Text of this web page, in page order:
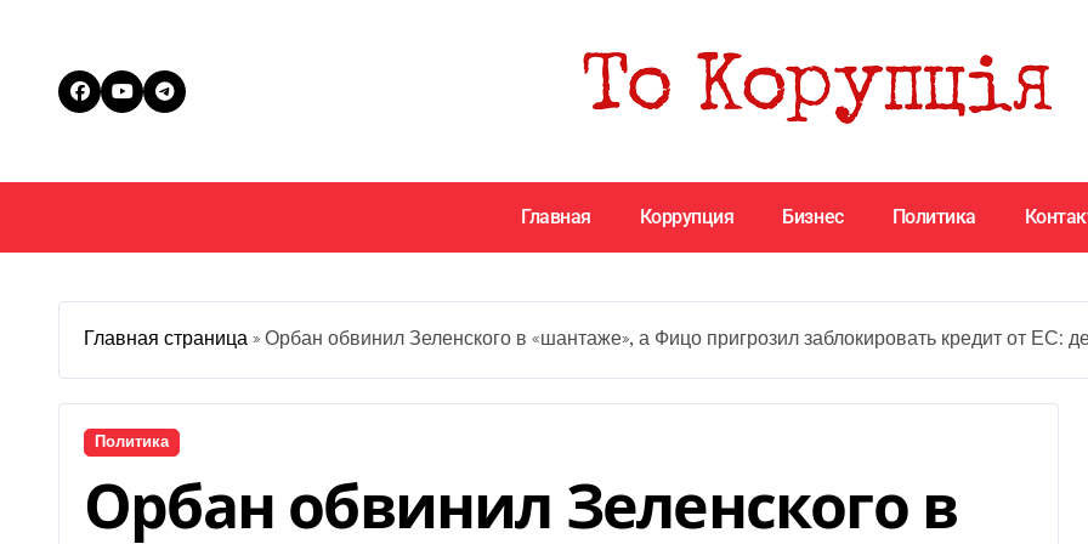
Главная Коррупция Бизнес Политика
Главная страница » Орбан обвинил Зеленского в «шантаже», а Фицо пригрозил заблокировать кредит от ЕС:
Политика
Орбан обвинил Зеленского в